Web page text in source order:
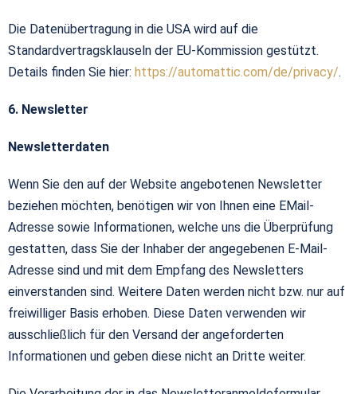
Die Datenübertragung in die USA wird auf die
Standardvertragsklauseln der EU-Kommission gestützt.
Details finden Sie hier: https://automattic.com/de/privacy/.
6. Newsletter
Newsletterdaten
Wenn Sie den auf der Website angebotenen Newsletter
beziehen möchten, benötigen wir von Ihnen eine EMail-
Adresse sowie Informationen, welche uns die Überprüfung
gestatten, dass Sie der Inhaber der angegebenen E-Mail-
Adresse sind und mit dem Empfang des Newsletters
einverstanden sind. Weitere Daten werden nicht bzw. nur auf
freiwilliger Basis erhoben. Diese Daten verwenden wir
ausschließlich für den Versand der angeforderten
Informationen und geben diese nicht an Dritte weiter.